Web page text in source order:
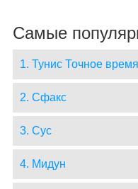
Самые
1. Тунис Точное время
2. Сфакс
3. Сус
4. Мидун